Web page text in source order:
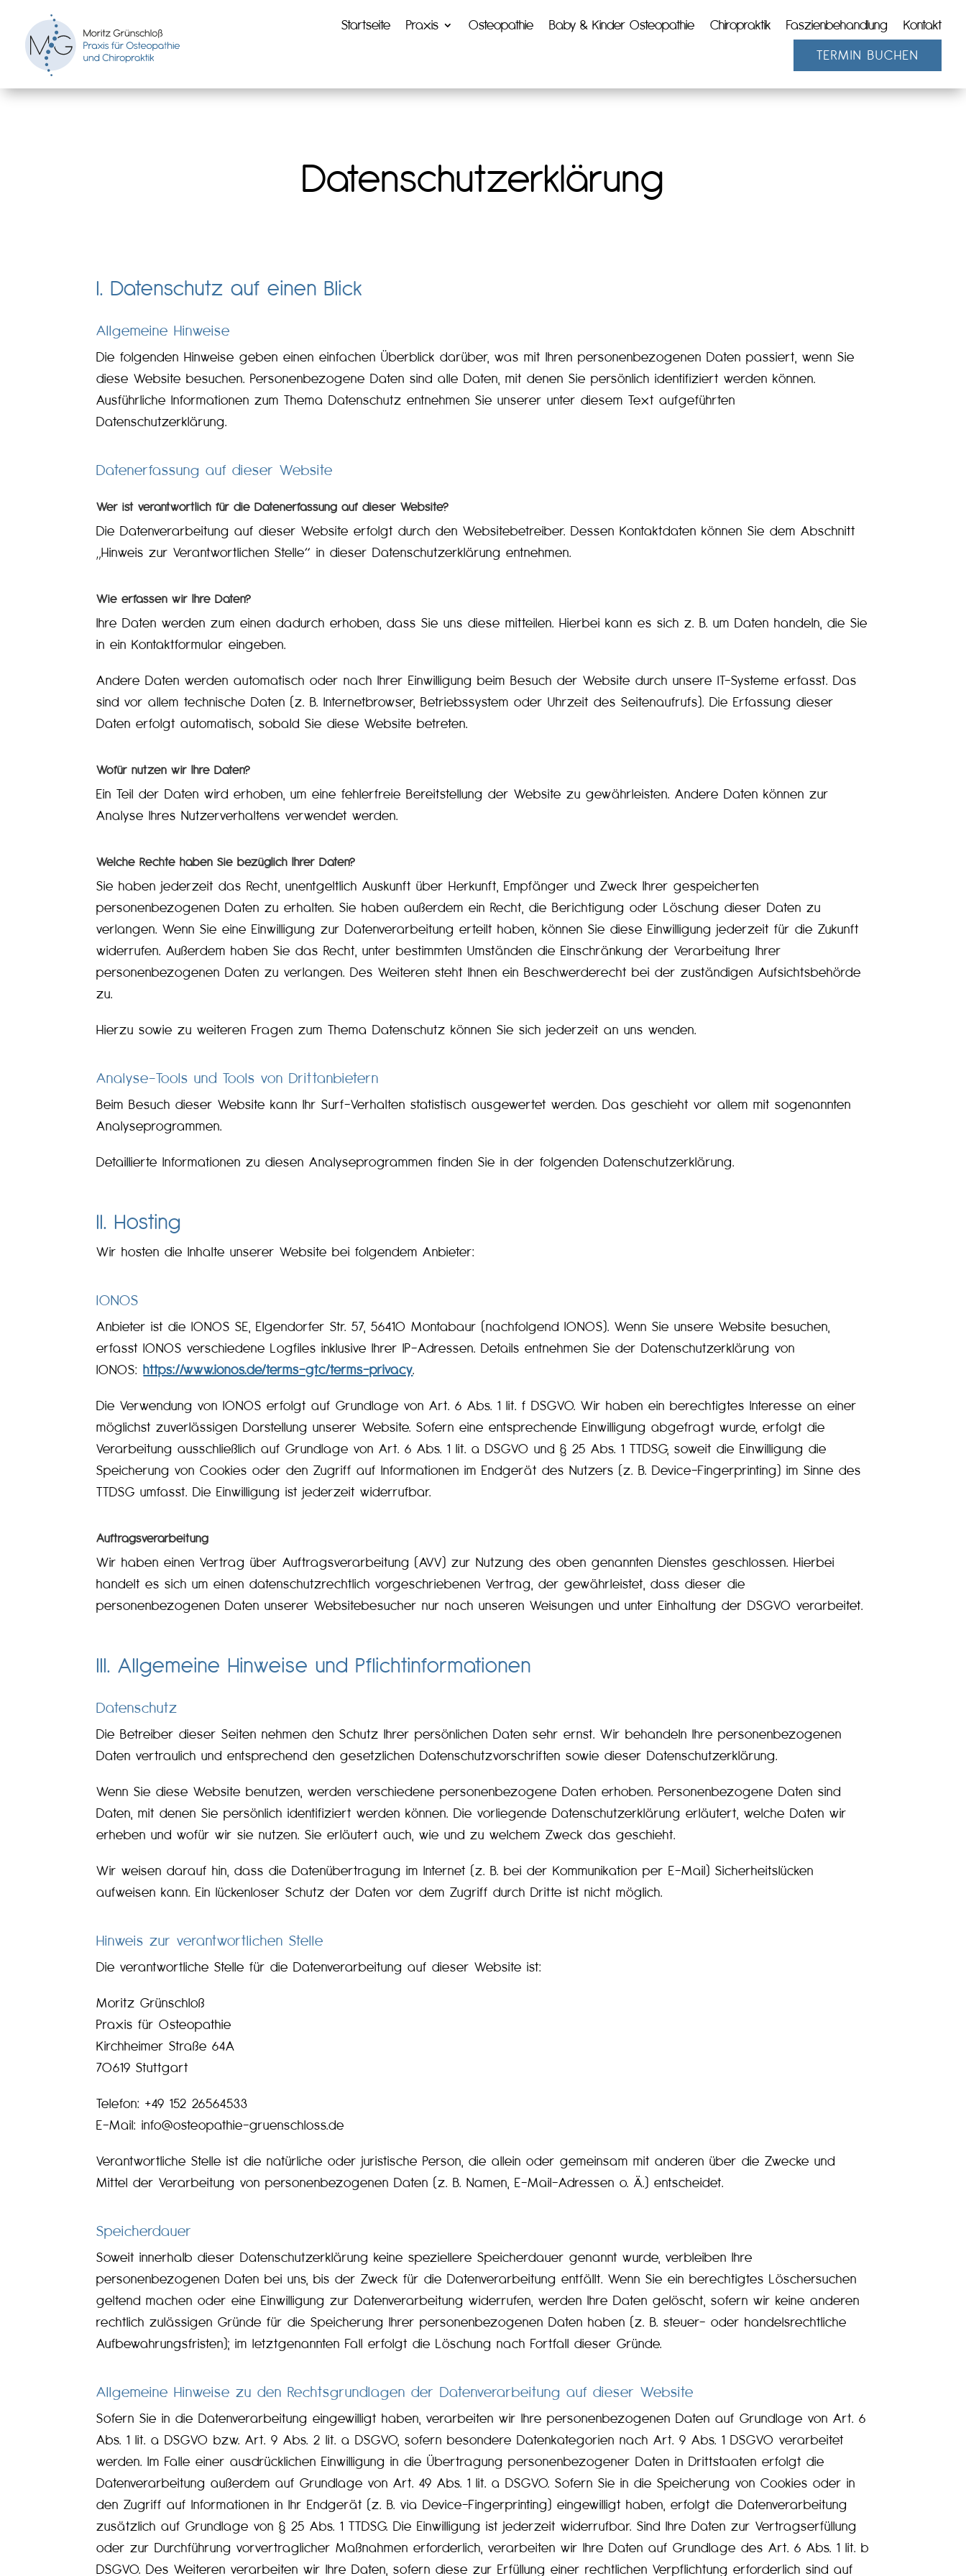
Startseite Praxis Osteopathie Baby & Kinder Osteopathie Chiropraktik Faszienbehandlung
Kontakt
TERMIN BUCHEN
Datenschutzerklärung
I. Datenschutz auf einen Blick
Allgemeine Hinweise
Die folgenden Hinweise geben einen einfachen Überblick darüber, was mit Ihren personenbezogenen Daten passiert, wenn Sie
diese Website besuchen. Personenbezogene Daten sind alle Daten, mit denen Sie persönlich identifiziert werden können.
Ausführliche Informationen zum Thema Datenschutz entnehmen Sie unserer unter diesem Text aufgeführten
Datenschutzerklärung.
Datenerfassung auf dieser Website
Wer ist verantwortlich für die Datenerfassung auf dieser Website?
Die Datenverarbeitung auf dieser Website erfolgt durch den Websitebetreiber. Dessen Kontaktdaten können Sie dem Abschnitt
„Hinweis zur Verantwortlichen Stelle“ in dieser Datenschutzerklärung entnehmen.
Wie erfassen wir Ihre Daten?
Ihre Daten werden zum einen dadurch erhoben, dass Sie uns diese mitteilen. Hierbei kann es sich z. B. um Daten handeln, die Sie
in ein Kontaktformular eingeben.
Andere Daten werden automatisch oder nach Ihrer Einwilligung beim Besuch der Website durch unsere IT-Systeme erfasst. Das
sind vor allem technische Daten (z. B. Internetbrowser, Betriebssystem oder Uhrzeit des Seitenaufrufs). Die Erfassung dieser
Daten erfolgt automatisch, sobald Sie diese Website betreten.
Wofür nutzen wir Ihre Daten?
Ein Teil der Daten wird erhoben, um eine fehlerfreie Bereitstellung der Website zu gewährleisten. Andere Daten können zur
Analyse Ihres Nutzerverhaltens verwendet werden.
Welche Rechte haben Sie bezüglich Ihrer Daten?
Sie haben jederzeit das Recht, unentgeltlich Auskunft über Herkunft, Empfänger und Zweck Ihrer gespeicherten
personenbezogenen Daten zu erhalten. Sie haben außerdem ein Recht, die Berichtigung oder Löschung dieser Daten zu
verlangen. Wenn Sie eine Einwilligung zur Datenverarbeitung erteilt haben, können Sie diese Einwilligung jederzeit für die Zukunft
widerrufen. Außerdem haben Sie das Recht, unter bestimmten Umständen die Einschränkung der Verarbeitung Ihrer
personenbezogenen Daten zu verlangen. Des Weiteren steht Ihnen ein Beschwerderecht bei der zuständigen Aufsichtsbehörde
zu.
Hierzu sowie zu weiteren Fragen zum Thema Datenschutz können Sie sich jederzeit an uns wenden.
Analyse-Tools und Tools von Dritt­anbietern
Beim Besuch dieser Website kann Ihr Surf-Verhalten statistisch ausgewertet werden. Das geschieht vor allem mit sogenannten
Analyseprogrammen.
Detaillierte Informationen zu diesen Analyseprogrammen finden Sie in der folgenden Datenschutzerklärung.
II. Hosting
Wir hosten die Inhalte unserer Website bei folgendem Anbieter:
IONOS
Anbieter ist die IONOS SE, Elgendorfer Str. 57, 56410 Montabaur (nachfolgend IONOS). Wenn Sie unsere Website besuchen,
erfasst IONOS verschiedene Logfiles inklusive Ihrer IP-Adressen. Details entnehmen Sie der Datenschutzerklärung von
IONOS:https://www.ionos.de/terms-gtc/terms-privacy.
Die Verwendung von IONOS erfolgt auf Grundlage von Art. 6 Abs. 1 lit. f DSGVO. Wir haben ein berechtigtes Interesse an einer
möglichst zuverlässigen Darstellung unserer Website. Sofern eine entsprechende Einwilligung abgefragt wurde, erfolgt die
Verarbeitung ausschließlich auf Grundlage von Art. 6 Abs. 1 lit. a DSGVO und § 25 Abs. 1 TTDSG, soweit die Einwilligung die
Speicherung von Cookies oder den Zugriff auf Informationen im Endgerät des Nutzers (z. B. Device-Fingerprinting) im Sinne des
TTDSG umfasst. Die Einwilligung ist jederzeit widerrufbar.
Auftragsverarbeitung
Wir haben einen Vertrag über Auftragsverarbeitung (AVV) zur Nutzung des oben genannten Dienstes geschlossen. Hierbei
handelt es sich um einen datenschutzrechtlich vorgeschriebenen Vertrag, der gewährleistet, dass dieser die
personenbezogenen Daten unserer Websitebesucher nur nach unseren Weisungen und unter Einhaltung der DSGVO verarbeitet.
III. Allgemeine Hinweise und Pflicht­informationen
Datenschutz
Die Betreiber dieser Seiten nehmen den Schutz Ihrer persönlichen Daten sehr ernst. Wir behandeln Ihre personenbezogenen
Daten vertraulich und entsprechend den gesetzlichen Datenschutzvorschriften sowie dieser Datenschutzerklärung.
Wenn Sie diese Website benutzen, werden verschiedene personenbezogene Daten erhoben. Personenbezogene Daten sind
Daten, mit denen Sie persönlich identifiziert werden können. Die vorliegende Datenschutzerklärung erläutert, welche Daten wir
erheben und wofür wir sie nutzen. Sie erläutert auch, wie und zu welchem Zweck das geschieht.
Wir weisen darauf hin, dass die Datenübertragung im Internet (z. B. bei der Kommunikation per E-Mail) Sicherheitslücken
aufweisen kann. Ein lückenloser Schutz der Daten vor dem Zugriff durch Dritte ist nicht möglich.
Hinweis zur verantwortlichen Stelle
Die verantwortliche Stelle für die Datenverarbeitung auf dieser Website ist:
Moritz Grünschloß
Praxis für Osteopathie
Kirchheimer Straße 64A
70619 Stuttgart
Telefon: +49 152 26564533
E-Mail: info@osteopathie-gruenschloss.de
Verantwortliche Stelle ist die natürliche oder juristische Person, die allein oder gemeinsam mit anderen über die Zwecke und
Mittel der Verarbeitung von personenbezogenen Daten (z. B. Namen, E-Mail-Adressen o. Ä.) entscheidet.
Speicherdauer
Soweit innerhalb dieser Datenschutzerklärung keine speziellere Speicherdauer genannt wurde, verbleiben Ihre
personenbezogenen Daten bei uns, bis der Zweck für die Datenverarbeitung entfällt. Wenn Sie ein berechtigtes Löschersuchen
geltend machen oder eine Einwilligung zur Datenverarbeitung widerrufen, werden Ihre Daten gelöscht, sofern wir keine anderen
rechtlich zulässigen Gründe für die Speicherung Ihrer personenbezogenen Daten haben (z. B. steuer- oder handelsrechtliche
Aufbewahrungsfristen); im letztgenannten Fall erfolgt die Löschung nach Fortfall dieser Gründe.
Allgemeine Hinweise zu den Rechtsgrundlagen der Datenverarbeitung auf dieser Website
Sofern Sie in die Datenverarbeitung eingewilligt haben, verarbeiten wir Ihre personenbezogenen Daten auf Grundlage von Art. 6
Abs. 1 lit. a DSGVO bzw. Art. 9 Abs. 2 lit. a DSGVO, sofern besondere Datenkategorien nach Art. 9 Abs. 1 DSGVO verarbeitet
werden. Im Falle einer ausdrücklichen Einwilligung in die Übertragung personenbezogener Daten in Drittstaaten erfolgt die
Datenverarbeitung außerdem auf Grundlage von Art. 49 Abs. 1 lit. a DSGVO. Sofern Sie in die Speicherung von Cookies oder in
den Zugriff auf Informationen in Ihr Endgerät (z. B. via Device-Fingerprinting) eingewilligt haben, erfolgt die Datenverarbeitung
zusätzlich auf Grundlage von § 25 Abs. 1 TTDSG. Die Einwilligung ist jederzeit widerrufbar. Sind Ihre Daten zur Vertragserfüllung
oder zur Durchführung vorvertraglicher Maßnahmen erforderlich, verarbeiten wir Ihre Daten auf Grundlage des Art. 6 Abs. 1 lit. b
DSGVO. Des Weiteren verarbeiten wir Ihre Daten, sofern diese zur Erfüllung einer rechtlichen Verpflichtung erforderlich sind auf